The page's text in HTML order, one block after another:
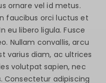
ornare vel id metus.
faucibus orci luctus et
eu libero ligula. Fusce
Nullam convallis, arcu
varius diam, ac ultrices
volutpat sapien, nec
Consectetur adipiscing